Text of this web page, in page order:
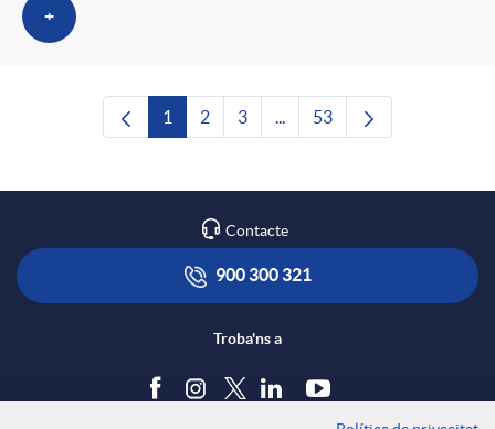
+
Pàgina
1 Pàgina
2 Pàgina
3 ...Pàgines intermèdies
Pàgina
53
Contacte
900 300 321
Troba'ns a